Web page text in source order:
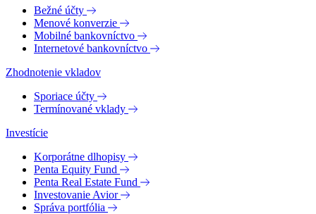
Bežné účty
Menové konverzie
Mobilné bankovníctvo
Internetové bankovníctvo
Zhodnotenie vkladov
Sporiace účty
Termínované vklady
Investície
Korporátne dlhopisy
Penta Equity Fund
Penta Real Estate Fund
Investovanie Avior
Správa portfólia